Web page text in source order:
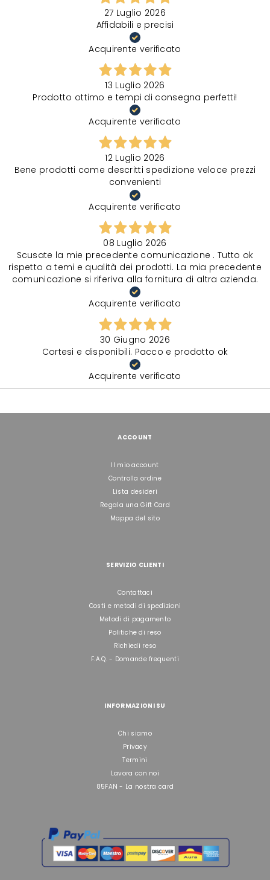
27 Luglio 2026
Affidabili e precisi
Acquirente verificato
13 Luglio 2026
Prodotto ottimo e tempi di consegna perfetti!
Acquirente verificato
12 Luglio 2026
Bene prodotti come descritti spedizione veloce prezzi
convenienti
Acquirente verificato
08 Luglio 2026
Scusate la mie precedente comunicazione . Tutto ok
rispetto a temi e qualità dei prodotti. La mia precedente
comunicazione si riferiva alla fornitura di altra azienda.
Acquirente verificato
30 Giugno 2026
Cortesi e disponibili. Pacco e prodotto ok
Acquirente verificato
ACCOUNT
Il mio account
Controlla ordine
Lista desideri
Regala una Gift Card
Mappa del sito
SERVIZIO CLIENTI
Contattaci
Costi e metodi di spedizioni
Metodi di pagamento
Politiche di reso
Richiedi reso
F.A.Q. - Domande frequenti
INFORMAZIONI SU
Chi siamo
Privacy
Termini
Lavora con noi
85FAN - La nostra card